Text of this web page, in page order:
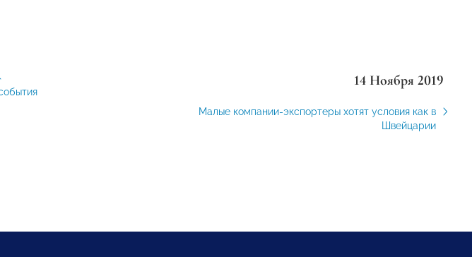
14 Ноября 2019
Малые компании-экспортеры хотят условия как в
Швейцарии